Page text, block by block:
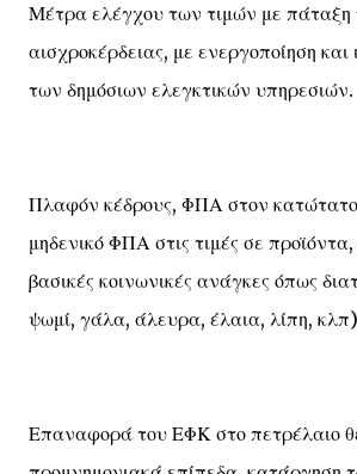
Μέτρα ελέγχου των τιμών με πάταξη
αισχροκέρδειας, με ενεργοποίηση και
των δημόσιων ελεγκτικών υπηρεσιών.
Πλαφόν κέδρους, ΦΠΑ στον κατώτατο
μηδενικό ΦΠΑ στις τιμές σε
βασικές κοινωνικές ανάγκες όπως
ψωμί, γάλα, άλευρα, έλαια, λίπη,
Επαναφορά του ΕΦΚ στο πετρέλαιο